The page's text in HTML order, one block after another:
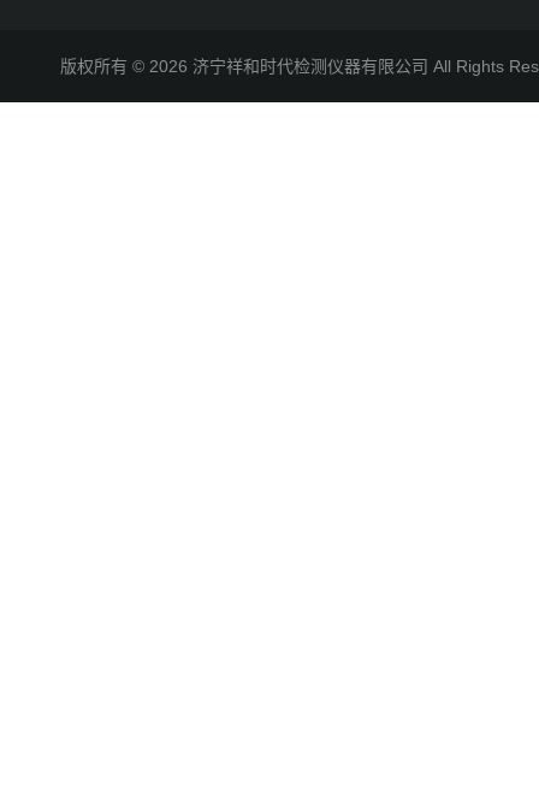
版权所有 © 2026 济宁祥和时代检测仪器有限公司 All Rights